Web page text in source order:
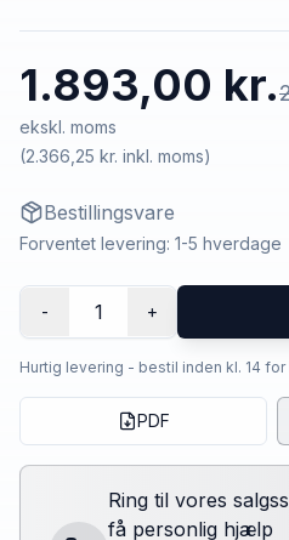
1.893,00 kr.
ekskl. moms
(2.366,25 kr. inkl. moms)
Bestillingsvare
Forventet levering: 1-5 hverdage
- 1 +
Hurtig levering - bestil inden kl. 14
PDF
Ring til vores
få personlig hjælp